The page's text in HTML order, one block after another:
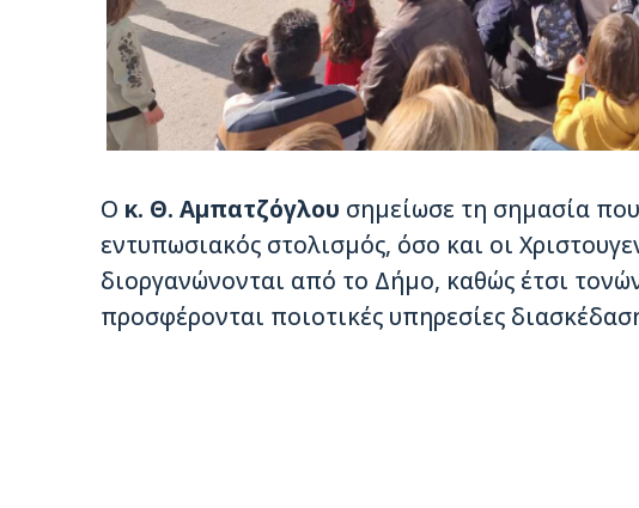
Ο κ. Θ. Αμπατζόγλου σημείωσε τη σημασία
εντυπωσιακός στολισμός, όσο και οι
διοργανώνονται από το Δήμο, καθώς έτσι
προσφέρονται ποιοτικές υπηρεσίες